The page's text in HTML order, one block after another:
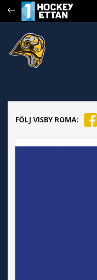
FÖLJ VISBY ROMA: